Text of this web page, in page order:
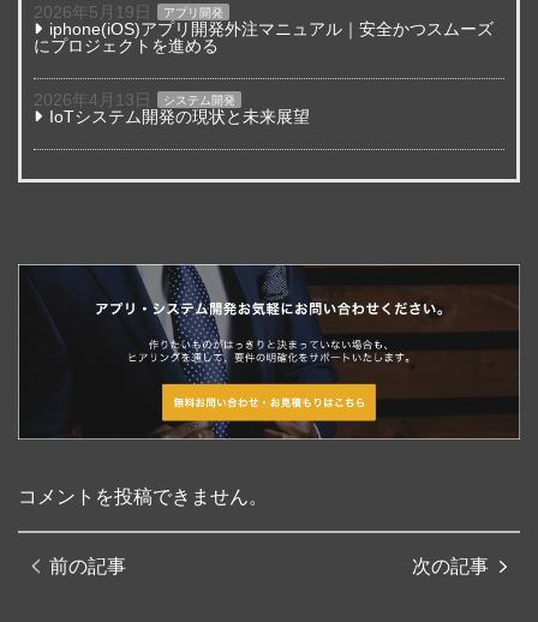
2026年5月19日 アプリ開発
iphone(iOS)アプリ開発外注マニュアル｜安全かつスムーズ
にプロジェクトを進める
2026年4月13日 システム開発
IoTシステム開発の現状と未来展望
コメントを投稿できません。
前の記事 次の記事